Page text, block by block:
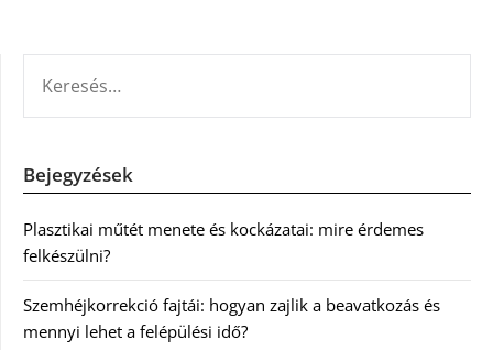
Bejegyzések
Plasztikai műtét menete és kockázatai: mire érdemes
felkészülni?
Szemhéjkorrekció fajtái: hogyan zajlik a beavatkozás és
mennyi lehet a felépülési idő?